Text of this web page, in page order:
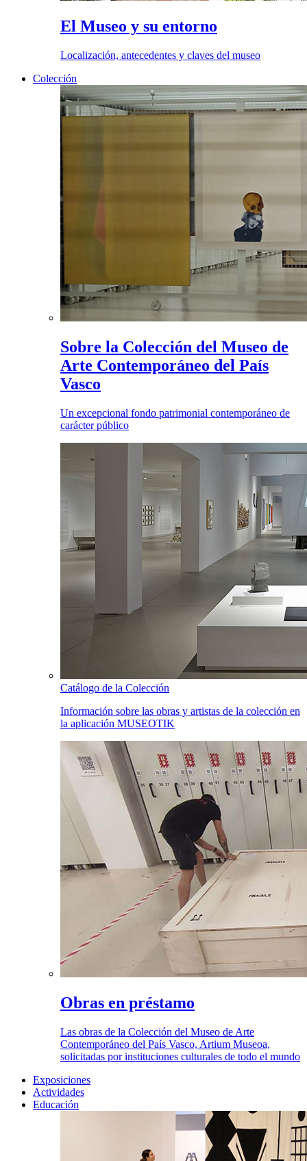
El Museo y su entorno
Localización, antecedentes y claves del museo
Colección
Sobre la Colección del Museo de
Arte Contemporáneo del País
Vasco
Un excepcional fondo patrimonial contemporáneo de
carácter público
Catálogo de la Colección
Información sobre las obras y artistas de la colección en
la aplicación MUSEOTIK
Obras en préstamo
Las obras de la Colección del Museo de Arte
Contemporáneo del País Vasco, Artium Museoa,
solicitadas por instituciones culturales de todo el mundo
Exposiciones
Actividades
Educación